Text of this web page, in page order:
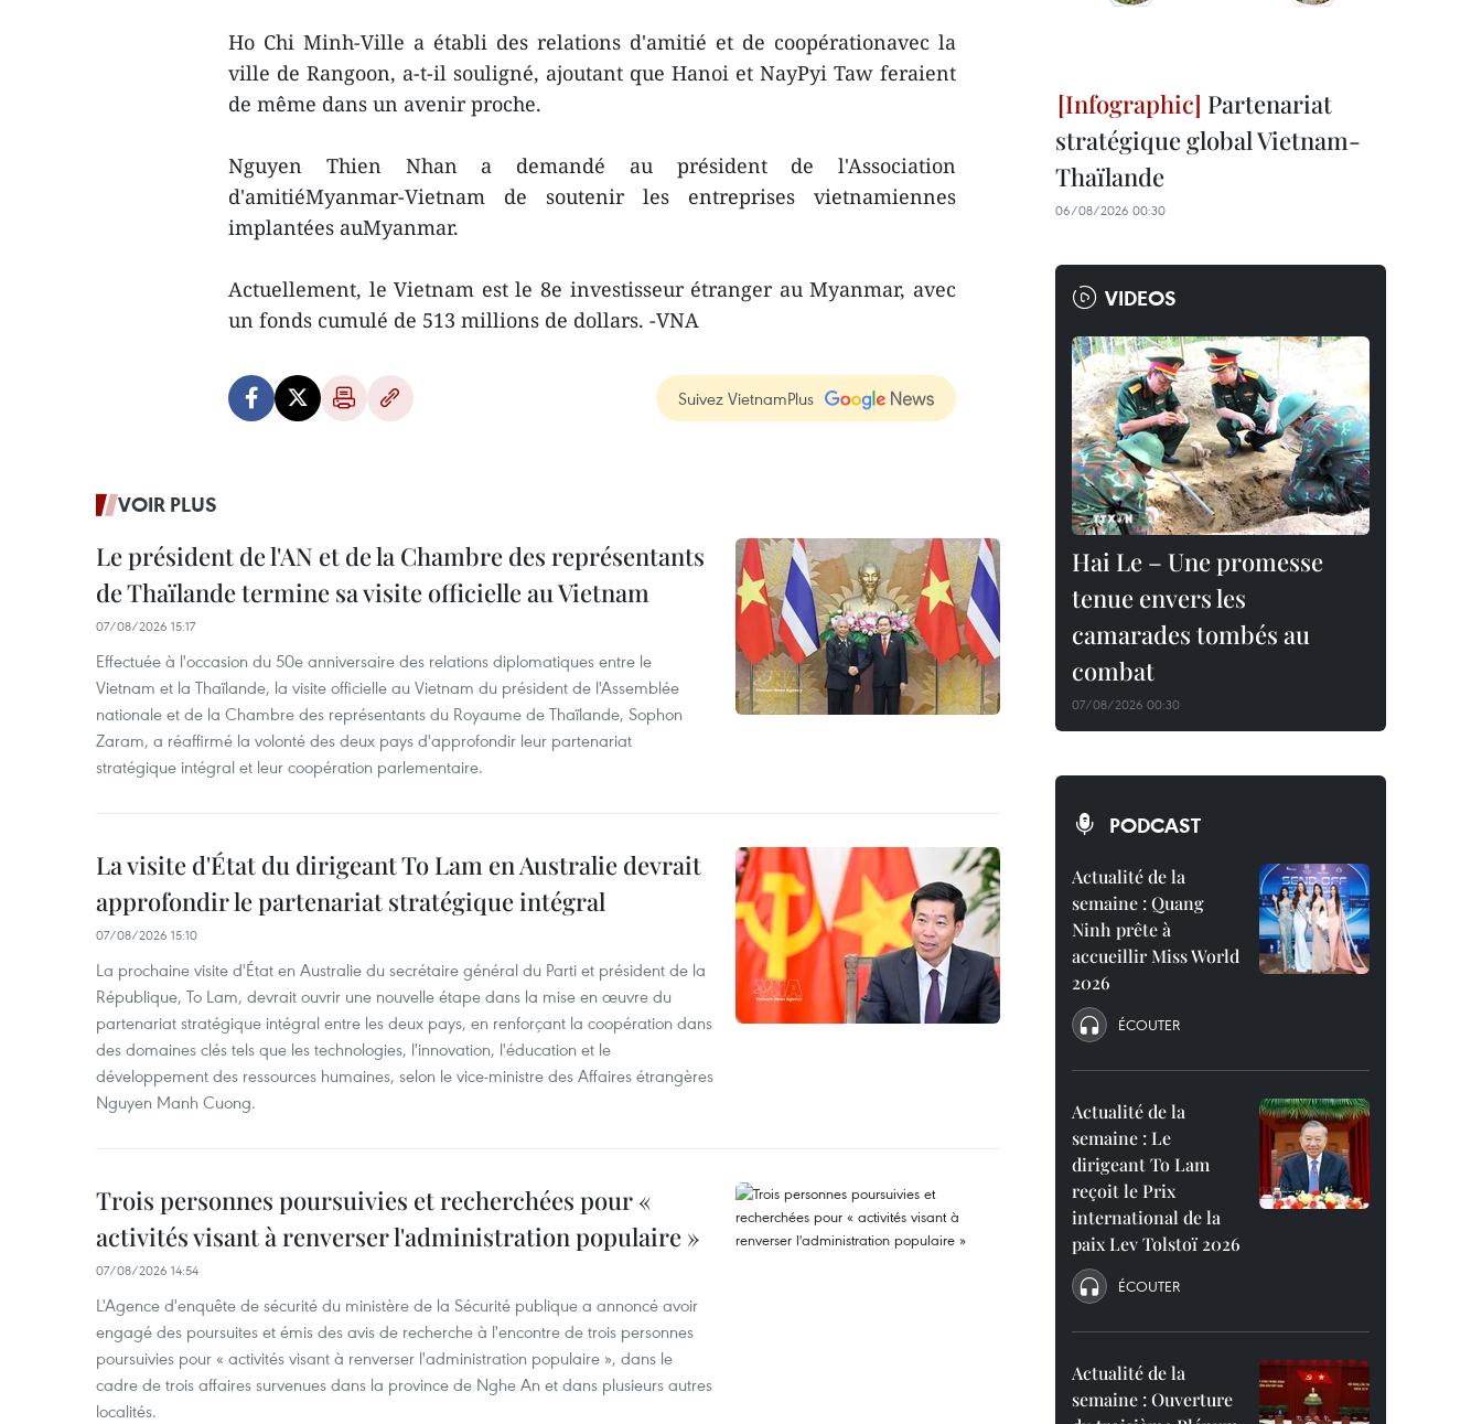
Ho Chi Minh-Ville a établi des relations d'amitié et de coopérationavec la
ville de Rangoon, a-t-il souligné, ajoutant que Hanoi et NayPyi Taw feraient
de même dans un avenir proche.
Nguyen Thien Nhan a demandé au président de l'Association
d'amitiéMyanmar-Vietnam de soutenir les entreprises vietnamiennes
implantées auMyanmar.
Actuellement, le Vietnam est le 8e investisseur étranger au Myanmar, avec
un fonds cumulé de 513 millions de dollars. -VNA
Suivez VietnamPlus
VOIR PLUS
Le président de l'AN et de la Chambre des représentants
de Thaïlande termine sa visite officielle au Vietnam
07/08/2026 15:17
Effectuée à l'occasion du 50e anniversaire des relations diplomatiques entre le
Vietnam et la Thaïlande, la visite officielle au Vietnam du président de l'Assemblée
nationale et de la Chambre des représentants du Royaume de Thaïlande, Sophon
Zaram, a réaffirmé la volonté des deux pays d'approfondir leur partenariat
stratégique intégral et leur coopération parlementaire.
La visite d'État du dirigeant To Lam en Australie devrait
approfondir le partenariat stratégique intégral
07/08/2026 15:10
La prochaine visite d'État en Australie du secrétaire général du Parti et président de la
République, To Lam, devrait ouvrir une nouvelle étape dans la mise en œuvre du
partenariat stratégique intégral entre les deux pays, en renforçant la coopération dans
des domaines clés tels que les technologies, l'innovation, l'éducation et le
développement des ressources humaines, selon le vice-ministre des Affaires étrangères
Nguyen Manh Cuong.
Trois personnes poursuivies et recherchées pour «
activités visant à renverser l'administration populaire »
07/08/2026 14:54
L'Agence d'enquête de sécurité du ministère de la Sécurité publique a annoncé avoir
engagé des poursuites et émis des avis de recherche à l'encontre de trois personnes
poursuivies pour « activités visant à renverser l'administration populaire », dans le
cadre de trois affaires survenues dans la province de Nghe An et dans plusieurs autres
localités.
Partenariat
stratégique global Vietnam-
Thaïlande
06/08/2026 00:30
VIDEOS
Hai Le – Une promesse
tenue envers les
camarades tombés au
combat
07/08/2026 00:30
PODCAST
Actualité de la
semaine : Quang
Ninh prête à
accueillir Miss World
2026
ÉCOUTER
Actualité de la
semaine : Le
dirigeant To Lam
reçoit le Prix
international de la
paix Lev Tolstoï 2026
ÉCOUTER
Actualité de la
semaine : Ouverture